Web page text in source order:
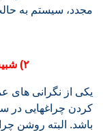
مجدد، سیستم به
۲) شبیه سازی حضور انسان در خانه
یکی از نگرانی های
کردن چراغهایی در
باشد. البته روشن